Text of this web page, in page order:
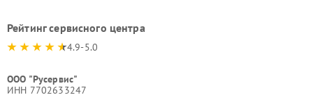
Рейтинг сервисного центра
4.9-5.0
ООО "Русервис"
ИНН 7702633247